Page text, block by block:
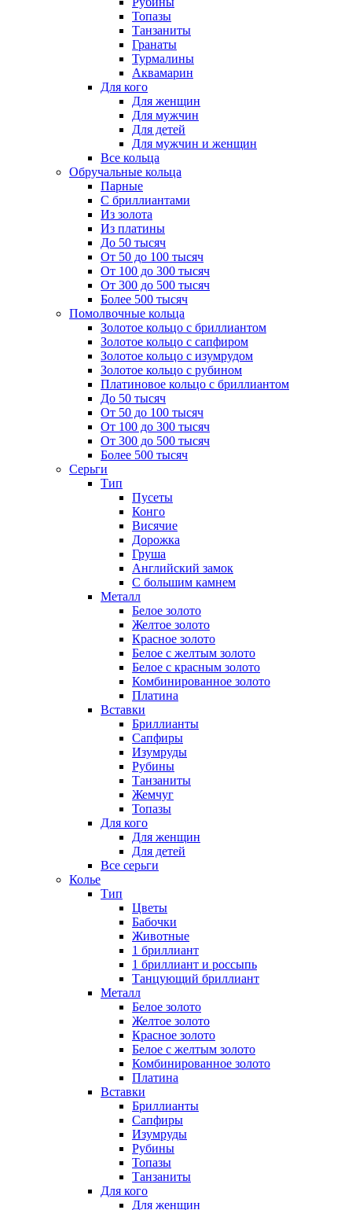
Топазы
Танзаниты
Гранаты
Турмалины
Аквамарин
Для кого
Для женщин
Для мужчин
Для детей
Для мужчин и женщин
Все кольца
Обручальные кольца
Парные
С бриллиантами
Из золота
Из платины
До 50 тысяч
От 50 до 100 тысяч
От 100 до 300 тысяч
От 300 до 500 тысяч
Более 500 тысяч
Помолвочные кольца
Золотое кольцо с бриллиантом
Золотое кольцо с сапфиром
Золотое кольцо с изумрудом
Золотое кольцо с рубином
Платиновое кольцо с бриллиантом
До 50 тысяч
От 50 до 100 тысяч
От 100 до 300 тысяч
От 300 до 500 тысяч
Более 500 тысяч
Серьги
Тип
Пусеты
Конго
Висячие
Дорожка
Груша
Английский замок
С большим камнем
Металл
Белое золото
Желтое золото
Красное золото
Белое с желтым золото
Белое с красным золото
Комбинированное золото
Платина
Вставки
Бриллианты
Сапфиры
Изумруды
Рубины
Танзаниты
Жемчуг
Топазы
Для кого
Для женщин
Для детей
Все серьги
Колье
Тип
Цветы
Бабочки
Животные
1 бриллиант
1 бриллиант и россыпь
Танцующий бриллиант
Металл
Белое золото
Желтое золото
Красное золото
Белое с желтым золото
Комбинированное золото
Платина
Вставки
Бриллианты
Сапфиры
Изумруды
Рубины
Топазы
Танзаниты
Для кого
Для женщин